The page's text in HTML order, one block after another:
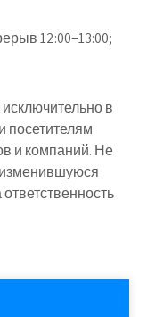
12:00–13:00;
в
посетителям
и компаний. Не